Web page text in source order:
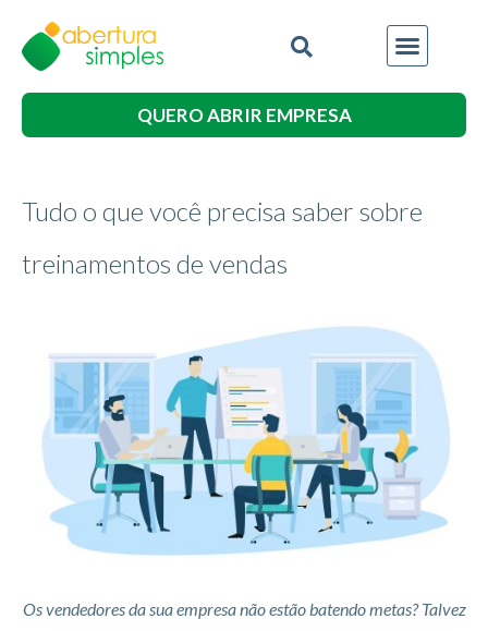
QUERO ABRIR EMPRESA
Tudo o que você precisa saber sobre
treinamentos de vendas
Os vendedores da sua empresa não estão batendo metas? Talvez